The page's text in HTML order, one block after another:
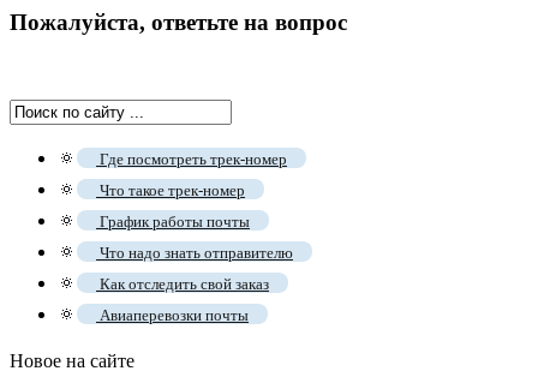
Пожалуйста, ответьте на вопрос
🔅 Где посмотреть трек-номер
🔅 Что такое трек-номер
🔅 График работы почты
🔅 Что надо знать отправителю
🔅 Как отследить свой заказ
🔅 Авиаперевозки почты
Новое на сайте